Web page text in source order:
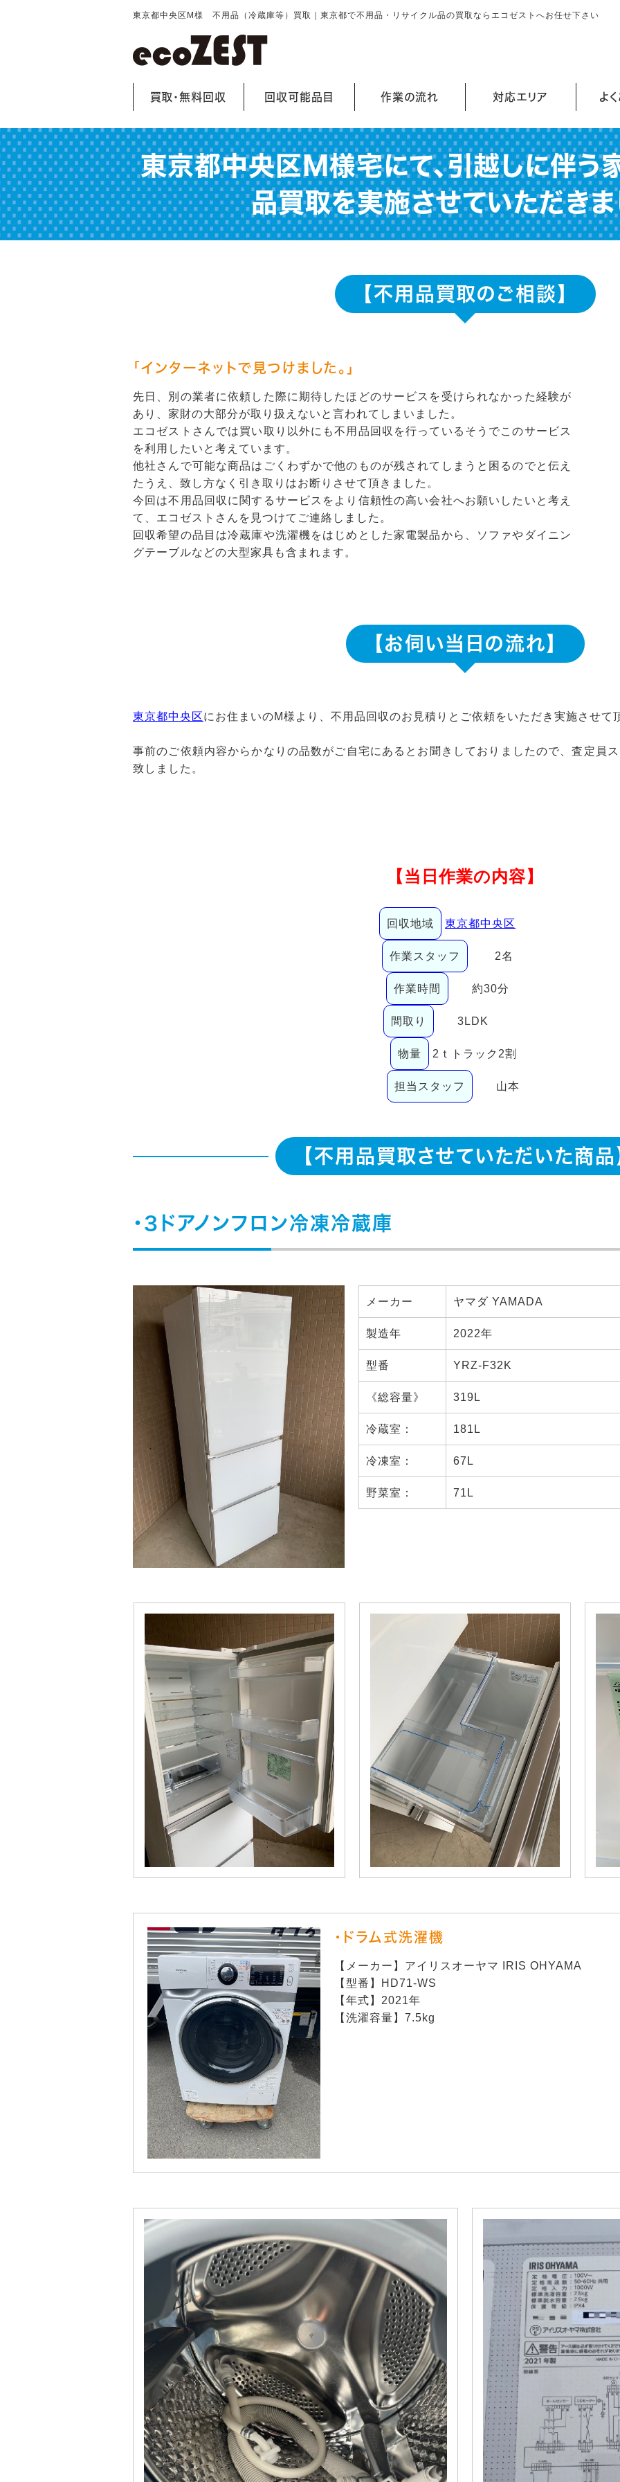
東京都中央区M様 不用品（冷蔵庫等）買取｜東京都で不用品・リサイクル品の買取ならエコゼストへお任せ下さい
買取・無料回収 回収可能品目 作業の流れ 対応エリア よ
東京都中央区M様宅にて、引越しに伴う
品買取を実施させていただきま
【不用品買取のご相談】
「インターネットで見つけました。」
先日、別の業者に依頼した際に期待したほどのサービスを受けられなかった経験が
あり、家財の大部分が取り扱えないと言われてしまいました。
エコゼストさんでは買い取り以外にも不用品回収を行っているそうでこのサービス
を利用したいと考えています。
他社さんで可能な商品はごくわずかで他のものが残されてしまうと困るのでと伝え
たうえ、致し方なく引き取りはお断りさせて頂きました。
今回は不用品回収に関するサービスをより信頼性の高い会社へお願いしたいと考え
て、エコゼストさんを見つけてご連絡しました。
回収希望の品目は冷蔵庫や洗濯機をはじめとした家電製品から、ソファやダイニン
グテーブルなどの大型家具も含まれます。
【お伺い当日の流れ】
東京都中央区にお住まいのM様より、不用品回収のお見積りとご依頼をいただき実施させて
事前のご依頼内容からかなりの品数がご自宅にあるとお聞きしておりましたので、査定員
致しました。
【当日作業の内容】
回収地域 東京都中央区
作業スタッフ 2名
作業時間 約30分
間取り 3LDK
物量 2ｔトラック2割
担当スタッフ 山本
【不用品買取させていただいた商品
・3ドアノンフロン冷凍冷蔵庫
メーカー ヤマダ YAMADA
製造年 2022年
型番 YRZ-F32K
《総容量》 319L
冷蔵室： 181L
冷凍室： 67L
野菜室： 71L
・ドラム式洗濯機
【メーカー】アイリスオーヤマ IRIS OHYAMA
【型番】HD71-WS
【年式】2021年
【洗濯容量】7.5kg